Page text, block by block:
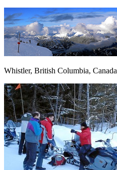
Whistler, British Columbia, Canada